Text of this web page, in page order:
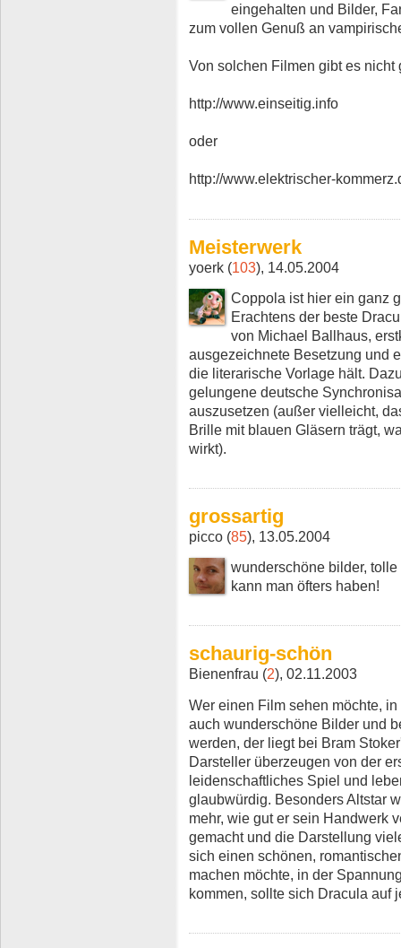
eingehalten und Bilder,
zum vollen Genuß an
Von solchen Filmen gibt es nicht
http://www.einseitig.info
oder
http://www.elektrischer-
Meisterwerk
yoerk (103), 14.05.2004
Coppola ist hier ein ganz
Erachtens der beste
von Michael Ballhaus,
ausgezeichnete Besetzung und
die literarische Vorlage hält.
gelungene deutsche
auszusetzen (außer vielleicht,
Brille mit blauen Gläsern trägt,
wirkt).
grossartig
picco (85), 13.05.2004
wunderschöne bilder,
kann man öfters haben!
schaurig-schön
Bienenfrau (2), 02.11.2003
Wer einen Film sehen möchte,
auch wunderschöne Bilder und
werden, der liegt bei Bram
Darsteller überzeugen von der
leidenschaftliches Spiel und
glaubwürdig. Besonders Altstar
mehr, wie gut er sein Handwerk
gemacht und die Darstellung
sich einen schönen,
machen möchte, in der
kommen, sollte sich Dracula auf